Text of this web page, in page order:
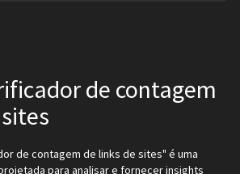
de contagem
de contagem de links de sites" é uma
para analisar e fornecer insights